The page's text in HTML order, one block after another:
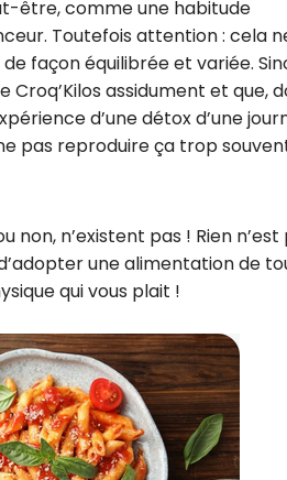
être, comme une habitude
Toutefois attention : cela
façon équilibrée et variée.
assidument et que,
d’une détox d’une
pas reproduire ça trop
non, n’existent pas ! Rien n’est
une alimentation de
qui vous plait !